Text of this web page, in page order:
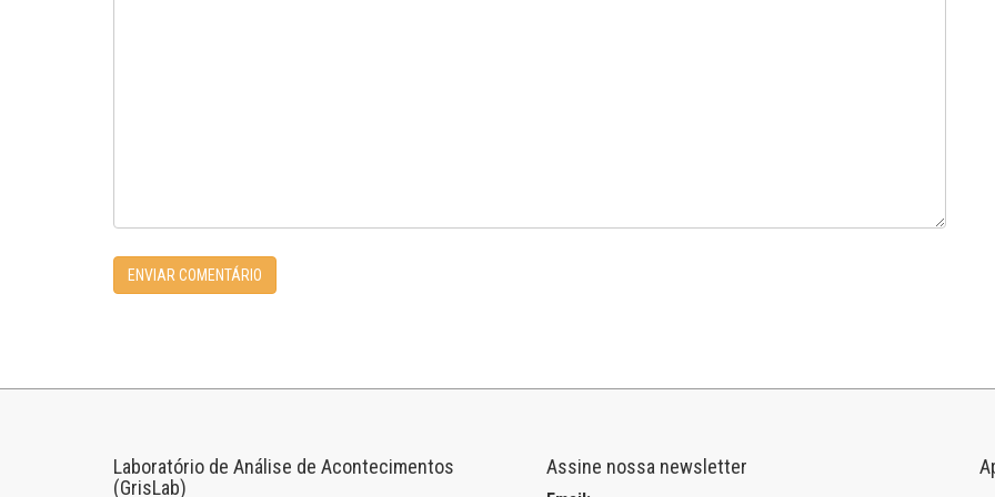
Laboratório de Análise de Acontecimentos
(GrisLab)
Assine nossa newsletter